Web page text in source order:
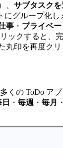
、 サブタスクを
にグループ化
事 ・ プライベー
ックすると、
印を再度クリ
くの ToDo
・ 毎週 ・ 毎月 ・